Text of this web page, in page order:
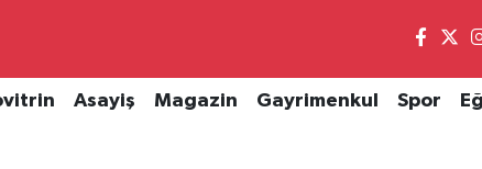
Asayiş Magazin Gayrimenkul Spor